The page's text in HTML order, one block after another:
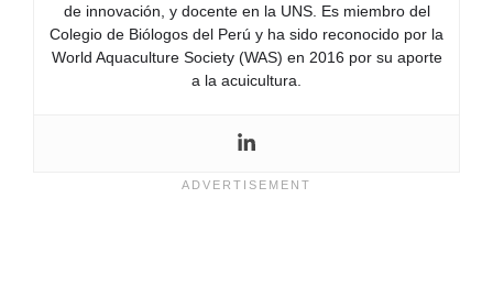
de innovación, y docente en la UNS. Es miembro del
Colegio de Biólogos del Perú y ha sido reconocido por la
World Aquaculture Society (WAS) en 2016 por su aporte
a la acuicultura.